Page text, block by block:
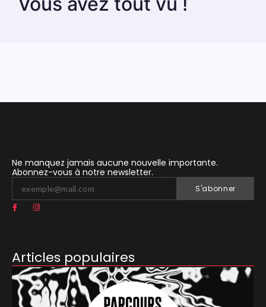
Ne manquez jamais aucune nouvelle importante.
Abonnez-vous à notre newsletter.
S'abonner
Articles populaires